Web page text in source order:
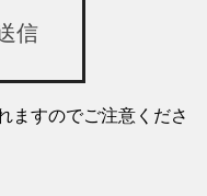
信
ますのでご注意くださ